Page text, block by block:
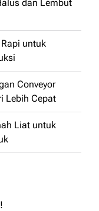
dan Lembut
untuk
Conveyor
Lebih Cepat
Liat untuk